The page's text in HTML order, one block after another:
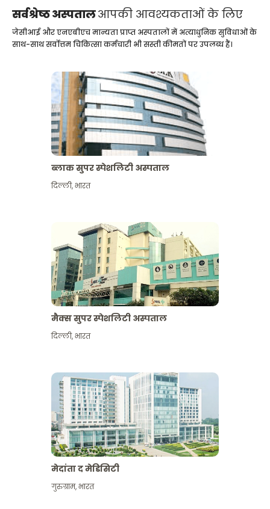
सर्वश्रेष्ठ अस्पतालआपकी आवश्यकताओं के लिए
जेसीआई और एनएबीएच मान्यता प्राप्त अस्पतालों में अत्याधुनिक सुविधाओं के
साथ-साथ सर्वोत्तम चिकित्सा कर्मचारी भी सस्ती कीमतों पर उपलब्ध हैं।
ब्लाक सुपर स्पेशलिटी अस्पताल
दिल्ली,भारत
मैक्स सुपर स्पेशलिटी अस्पताल
दिल्ली,भारत
मेदांता द मेडिसिटी
गुरुग्राम,भारत